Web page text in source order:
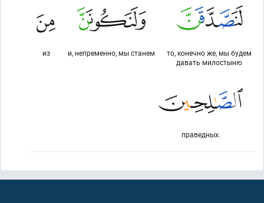
то, конечно же, мы будем
давать милостыню
и, непременно, мы станем
из
праведных.